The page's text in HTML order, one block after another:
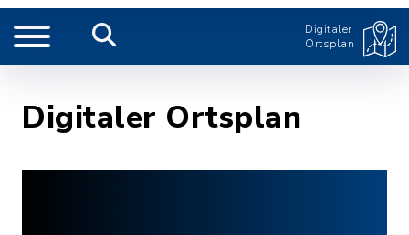
Digitaler
Ortsplan
Digitaler Ortsplan